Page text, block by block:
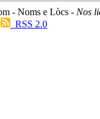
- Noms e Lòcs - Nos
RSS 2.0